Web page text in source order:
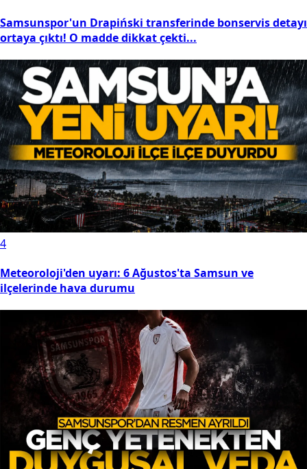
Samsunspor'un Drapiński transferinde bonservis detayı
ortaya çıktı! O madde dikkat çekti...
4
Meteoroloji'den uyarı: 6 Ağustos'ta Samsun ve
ilçelerinde hava durumu